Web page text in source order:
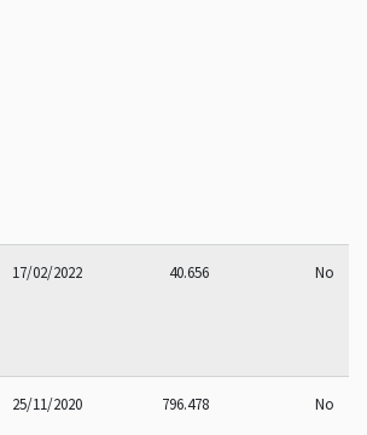
17/02/2022 40.656 No
25/11/2020 796.478 No